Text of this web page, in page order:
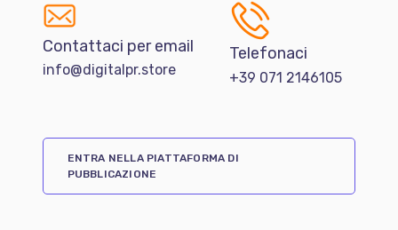
Contattaci per email
info@digitalpr.store
Telefonaci
+39 071 2146105
ENTRA NELLA PIATTAFORMA DI
PUBBLICAZIONE